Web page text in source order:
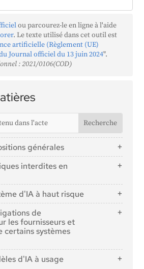
générales
de l'IA
interdites en
interdites en matière d'IA
d'IA à haut risque
des systèmes d'IA comme
de classification des systèmes d'IA
de l'annexe III
de
les fournisseurs et
certains systèmes
de transparence pour les
déployeurs de certains systèmes
d'IA à usage
ou parcourez-le en ligne à l'aide
. Le texte utilisé dans cet outil est
artificielle (Règlement (UE)
Journal officiel du 13 juin 2024".
: 2021/0106(COD)